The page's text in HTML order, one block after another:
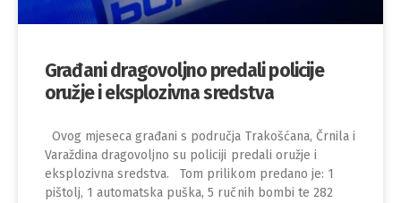
Građani dragovoljno predali policije
oružje i eksplozivna sredstva
Ovog mjeseca građani s područja Trakošćana, Črnila i
Varaždina dragovoljno su policiji predali oružje i
eksplozivna sredstva. Tom prilikom predano je: 1
pištolj, 1 automatska puška, 5 ručnih bombi te 282